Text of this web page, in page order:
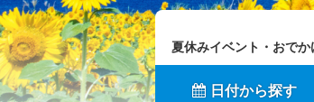
夏休みイベント・おで
日付から探す